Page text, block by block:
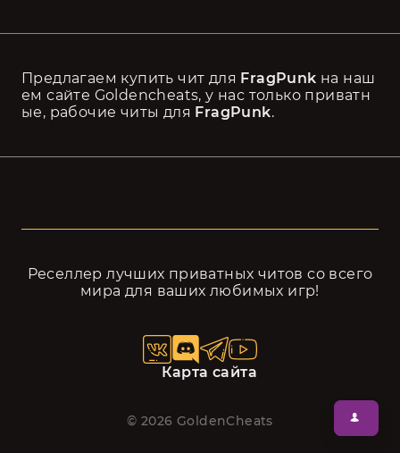
Предлагаем купить чит для FragPunk на наш
ем сайте Goldencheats, у нас только приватн
ые, рабочие читы для FragPunk.
Реселлер лучших приватных читов cо всего
мира для ваших любимых игр!
Карта сайта
© 2026 GoldenCheats